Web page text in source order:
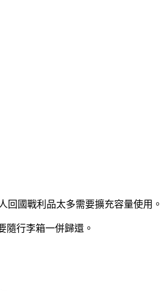
回國戰利品太多需要擴充容量使用。
隨行李箱一併歸還。